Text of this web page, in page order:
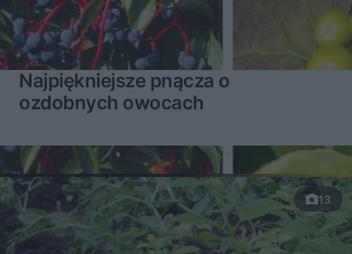
Najpiękniejsze pnącza o
ozdobnych owocach
13